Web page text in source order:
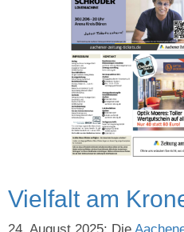
Vielfalt am
24. August 2025: Die